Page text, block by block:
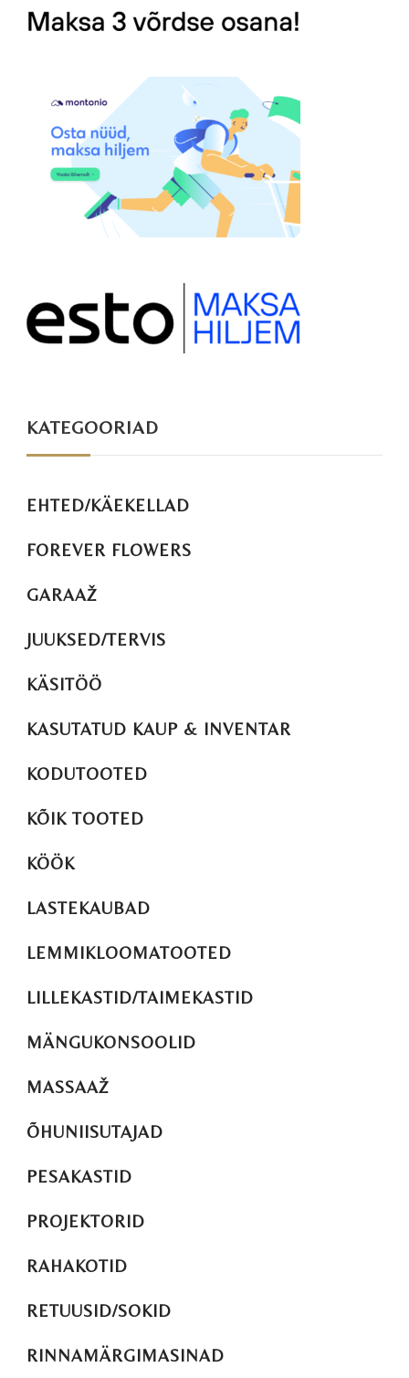
KATEGOORIAD
EHTED/KÄEKELLAD
FOREVER FLOWERS
GARAAŽ
JUUKSED/TERVIS
KÄSITÖÖ
KASUTATUD KAUP & INVENTAR
KODUTOOTED
KÕIK TOOTED
KÖÖK
LASTEKAUBAD
LEMMIKLOOMATOOTED
LILLEKASTID/TAIMEKASTID
MÄNGUKONSOOLID
MASSAAŽ
ÕHUNIISUTAJAD
PESAKASTID
PROJEKTORID
RAHAKOTID
RETUUSID/SOKID
RINNAMÄRGIMASINAD